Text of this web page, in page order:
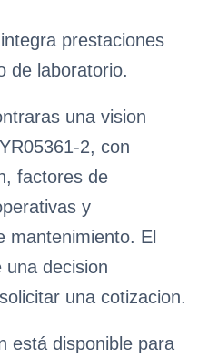
prestaciones
de laboratorio.
una vision
2, con
factores de
y
mantenimiento. El
una decision
una cotizacion.
está disponible para